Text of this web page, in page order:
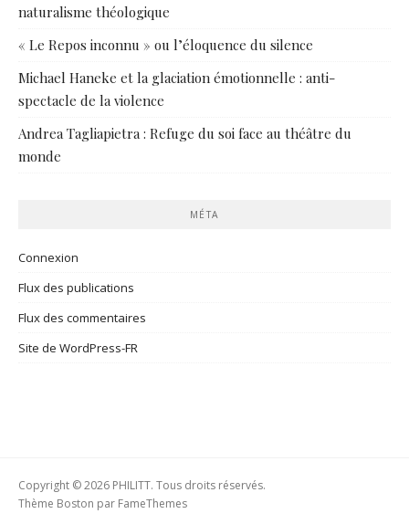
naturalisme théologique
« Le Repos inconnu » ou l’éloquence du silence
Michael Haneke et la glaciation émotionnelle : anti-
spectacle de la violence
Andrea Tagliapietra : Refuge du soi face au théâtre du
monde
MÉTA
Connexion
Flux des publications
Flux des commentaires
Site de WordPress-FR
Copyright © 2026 PHILITT. Tous droits réservés.
Thème Boston par FameThemes